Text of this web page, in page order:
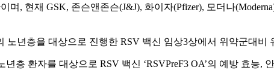
며, 현재 GSK, 존슨앤존슨(J&J), 화이자(Pfizer), 모더나
노년층을 대상으로 진행한 RSV 백신 임상3상에서 위약군대비
년층 환자를 대상으로 RSV 백신 ‘RSVPreF3 OA’의 예방 효